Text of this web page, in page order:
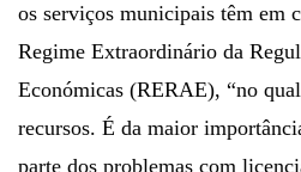
os serviços municipais têm em
Regime Extraordinário da
Económicas (RERAE), “no
recursos. É da maior
parte dos problemas com